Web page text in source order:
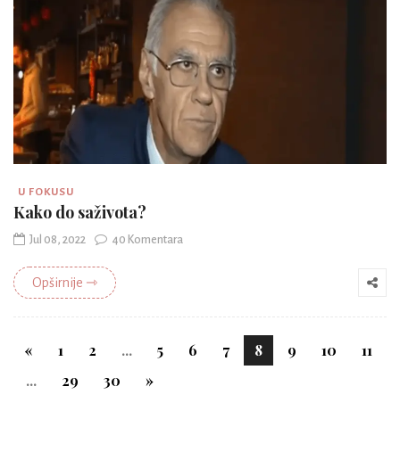
U FOKUSU
Kako do saživota?
Jul 08, 2022 40 Komentara
Opširnije ⇾
« 1 2 ... 5 6 7 8 9 10
11
...
29 30 »